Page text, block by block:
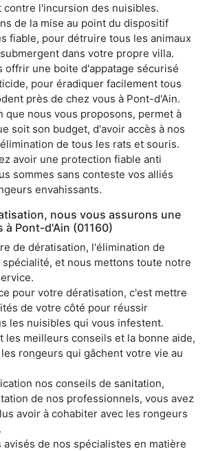
l'incursion des nuisibles.
de la mise au point du dispositif
fiable, pour détruire tous les animaux
dans votre propre villa.
offrir une boite d'appatage sécurisé
pour éradiquer facilement tous
près de chez vous à Pont-d'Ain.
que nous vous proposons, permet à
soit son budget, d'avoir accès à nos
de tous les rats et souris.
avoir une protection fiable anti
sommes sans conteste vos alliés
envahissants.
nous vous assurons une
à Pont-d'Ain (01160)
de dératisation, l'élimination de
et nous mettons toute notre
pour votre dératisation, c'est mettre
de votre côté pour réussir
les nuisibles qui vous infestent.
les meilleurs conseils et la bonne aide,
rongeurs qui gâchent votre vie au
nos conseils de sanitation,
de nos professionnels, vous avez
avoir à cohabiter avec les rongeurs
avisés de nos spécialistes en matière